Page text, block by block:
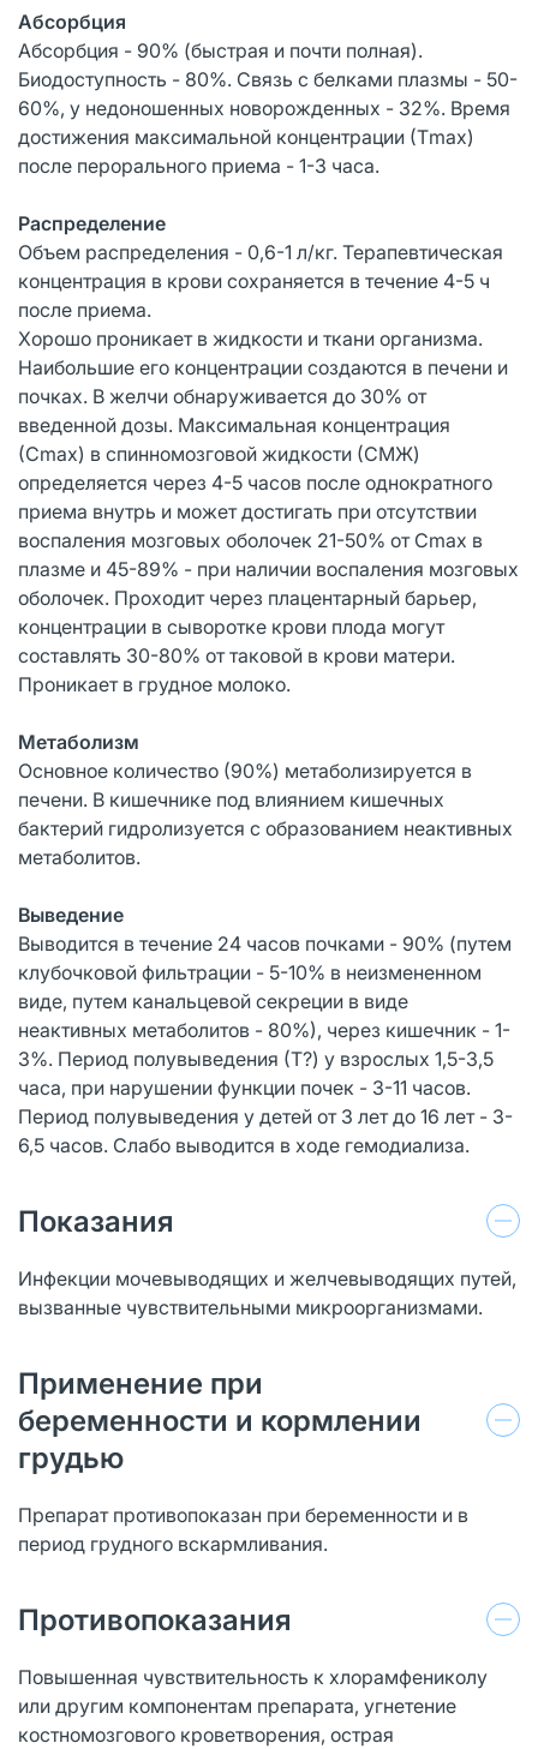
Абсорбция
Абсорбция - 90% (быстрая и почти полная).
Биодоступность - 80%. Связь с белками плазмы - 50-
60%, у недоношенных новорожденных - 32%. Время
достижения максимальной концентрации (Тmах)
после перорального приема - 1-3 часа.
Распределение
Объем распределения - 0,6-1 л/кг. Терапевтическая
концентрация в крови сохраняется в течение 4-5 ч
после приема.
Хорошо проникает в жидкости и ткани организма.
Наибольшие его концентрации создаются в печени и
почках. В желчи обнаруживается до 30% от
введенной дозы. Максимальная концентрация
(Сmах) в спинномозговой жидкости (СМЖ)
определяется через 4-5 часов после однократного
приема внутрь и может достигать при отсутствии
воспаления мозговых оболочек 21-50% от Сmax в
плазме и 45-89% - при наличии воспаления мозговых
оболочек. Проходит через плацентарный барьер,
концентрации в сыворотке крови плода могут
составлять 30-80% от таковой в крови матери.
Проникает в грудное молоко.
Метаболизм
Основное количество (90%) метаболизируется в
печени. В кишечнике под влиянием кишечных
бактерий гидролизуется с образованием неактивных
метаболитов.
Выведение
Выводится в течение 24 часов почками - 90% (путем
клубочковой фильтрации - 5-10% в неизмененном
виде, путем канальцевой секреции в виде
неактивных метаболитов - 80%), через кишечник - 1-
3%. Период полувыведения (Т?) у взрослых 1,5-3,5
часа, при нарушении функции почек - 3-11 часов.
Период полувыведения у детей от 3 лет до 16 лет - 3-
6,5 часов. Слабо выводится в ходе гемодиализа.
Показания
Инфекции мочевыводящих и желчевыводящих путей,
вызванные чувствительными микроорганизмами.
Применение при
беременности и кормлении
грудью
Препарат противопоказан при беременности и в
период грудного вскармливания.
Противопоказания
Повышенная чувствительность к хлорамфениколу
или другим компонентам препарата, угнетение
костномозгового кроветворения, острая